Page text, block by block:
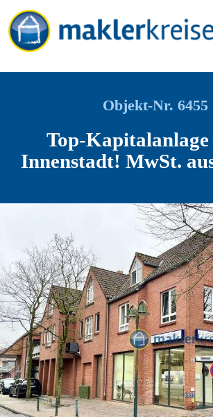
Objekt-Nr. 6455
Top-
Innenstadt! MwSt.